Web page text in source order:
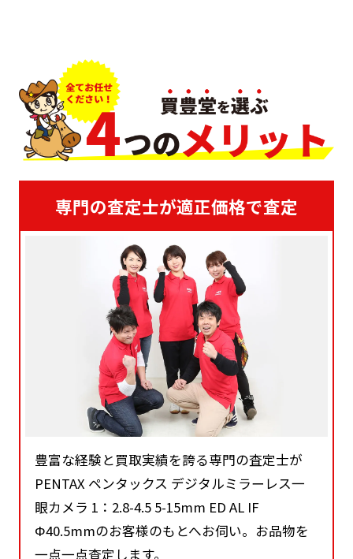
専門の査定士が適正価格で査定
豊富な経験と買取実績を誇る専門の査定士が
PENTAX ペンタックス デジタルミラーレス一
眼カメラ 1：2.8-4.5 5-15mm ED AL IF
Φ40.5mmのお客様のもとへお伺い。お品物を
一点一点査定します。